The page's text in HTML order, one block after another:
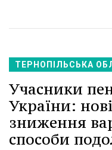
ТЕРНОПІЛЬСЬКА
Учасники
України:
зниження
способи